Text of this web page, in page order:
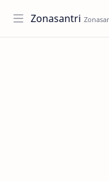
Zonasantri